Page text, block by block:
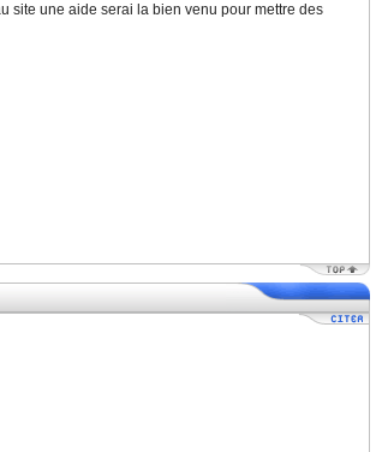
site une aide serai la bien venu pour mettre des